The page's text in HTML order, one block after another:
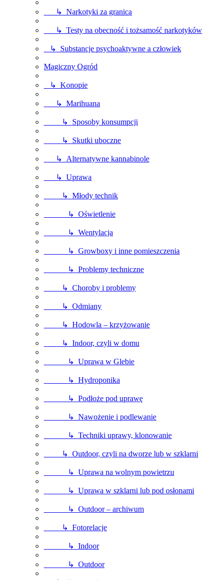
↳ Narkotyki za granicą
↳ Testy na obecność i tożsamość narkotyków
↳ Substancje psychoaktywne a człowiek
Magiczny Ogród
↳ Konopie
↳ Marihuana
↳ Sposoby konsumpcji
↳ Skutki uboczne
↳ Alternatywne kannabinole
↳ Uprawa
↳ Młody technik
↳ Oświetlenie
↳ Wentylacja
↳ Growboxy i inne pomieszczenia
↳ Problemy techniczne
↳ Choroby i problemy
↳ Odmiany
↳ Hodowla – krzyżowanie
↳ Indoor, czyli w domu
↳ Uprawa w Glebie
↳ Hydroponika
↳ Podłoże pod uprawę
↳ Nawożenie i podlewanie
↳ Techniki uprawy, klonowanie
↳ Outdoor, czyli na dworze lub w szklarni
↳ Uprawa na wolnym powietrzu
↳ Uprawa w szklarni lub pod osłonami
↳ Outdoor – archiwum
↳ Fotorelacje
↳ Indoor
↳ Outdoor